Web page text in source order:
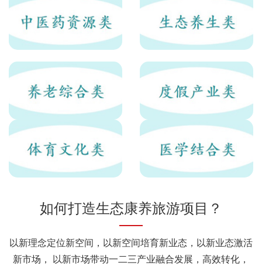
如何打造生态康养旅游项目？
以新理念定位新空间，以新空间培育新业态，以新业态激活
新市场， 以新市场带动一二三产业融合发展，高效转化，